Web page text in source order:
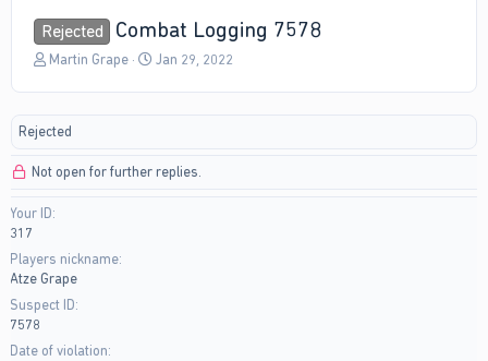
Rejected Combat Logging 7578
T
a
s
a
t
e
Martin Grape
S
a
Jan 29, 2022
Rejected
Not open for further replies.
Your ID
317
Players nickname
Atze Grape
Suspect ID
7578
Date of violation